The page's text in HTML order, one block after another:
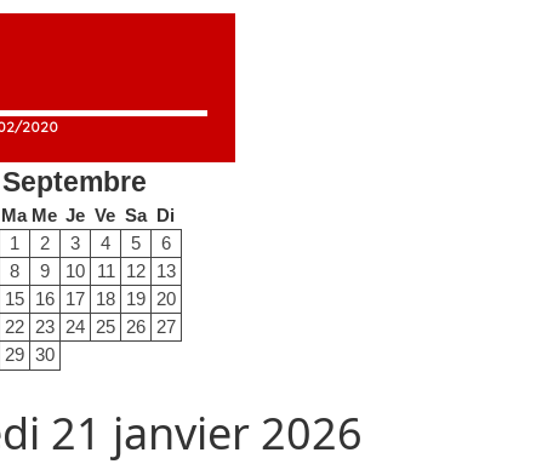
2020
Septembre
Ma Me Je Ve Sa Di
1
2 3 4 5
6
8 9 10 11 12 13
15 16 17 18 19 20
22 23 24 25 26 27
29 30
21 janvier 2026